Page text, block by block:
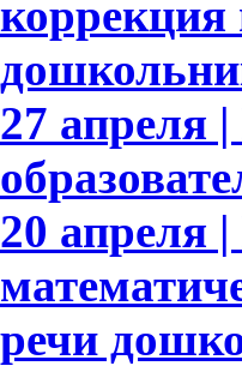
27 апреля
20 апреля
речи